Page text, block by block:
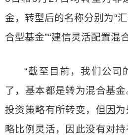
金，转型后的名称分别为“
合型基金”“建信灵活配置混
“截至目前，我们公司
了，基本都是转为混合基
投资策略有所转变，但因
略比例灵活，因此没有对